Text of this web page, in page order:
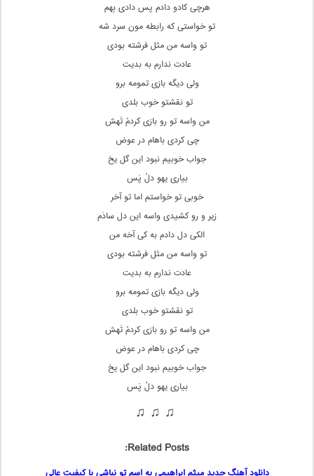
هرچی کادو دادم پس دادی بِهم
تو خواستی که رابطه مون سرد شه
تو واسه من مثل فرشته بودی
عادت ندارم به بدیت
ولی دیگه بازی تمومه برو
تو نقشتو خوب بلدی
من واسه تو رو بازی کردمُ تَهش
چی کردی باهام در عوض
جواب خوبیم نبود این گل یخ
بیاری یهو دلُ پَس
خوبی تو خواستم اما تو آخر
زیر و رو کشیدی واسه این دل سادَم
الکی دل دادم به کی آخه من
تو واسه من مثل فرشته بودی
عادت ندارم به بدیت
ولی دیگه بازی تمومه برو
تو نقشتو خوب بلدی
من واسه تو رو بازی کردمُ تَهش
چی کردی باهام در عوض
جواب خوبیم نبود این گل یخ
بیاری یهو دلُ پَس
♫ ♫ ♫
Related Posts: